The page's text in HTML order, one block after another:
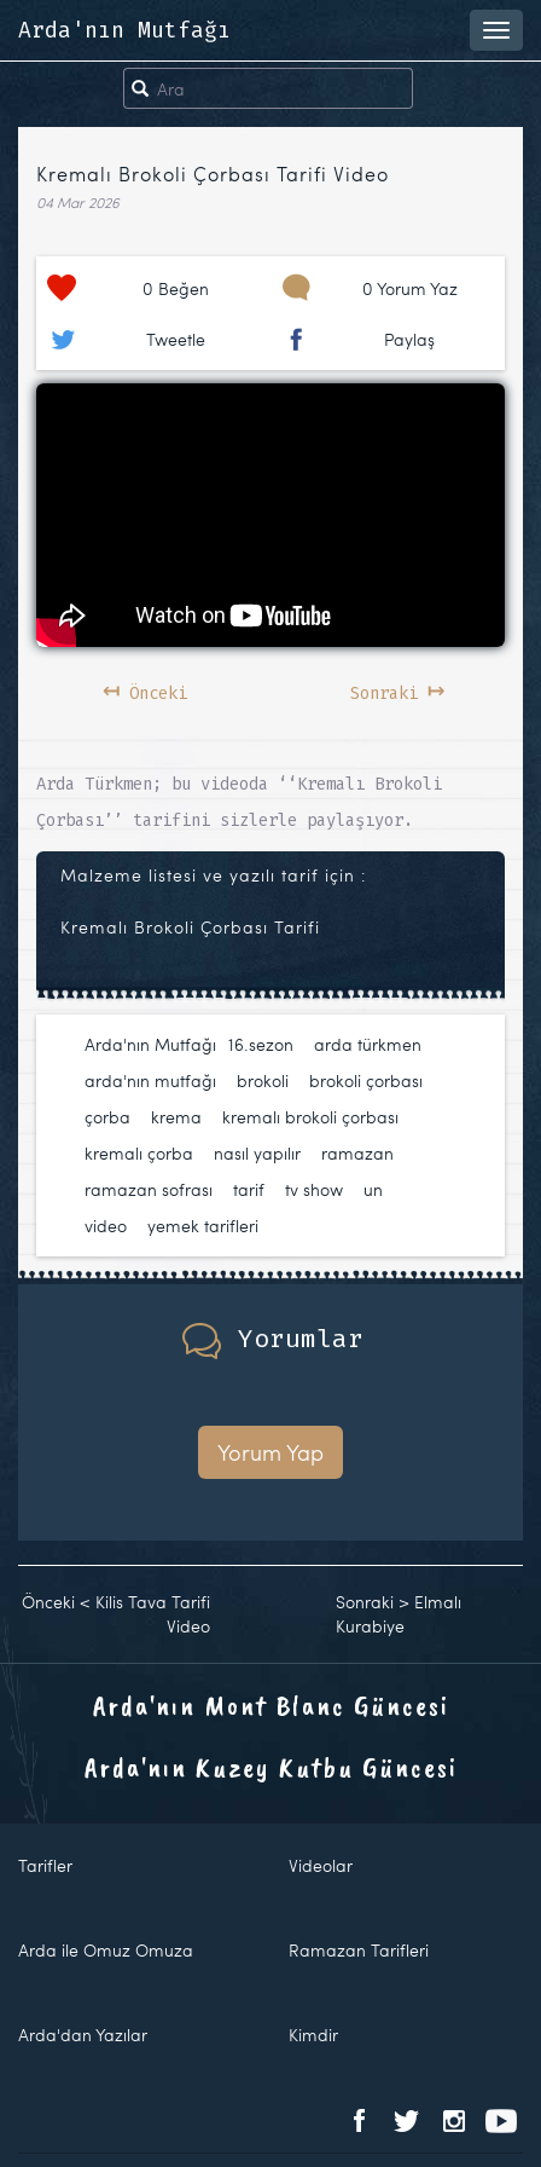
Arda'nın Mutfağı
Kremalı Brokoli Çorbası Tarifi Video
04 Mar 2026
0 Beğen 0 Yorum Yaz
Tweetle Paylaş
↤Önceki Sonraki ↦
Arda Türkmen; bu videoda ‘‘Kremalı Brokoli
Çorbası’’ tarifini sizlerle paylaşıyor.
Malzeme listesi ve yazılı tarif için :
Kremalı Brokoli Çorbası Tarifi
Arda'nın Mutfağı 16.sezon arda türkmen
arda'nın mutfağı
brokoli brokoli çorbası
çorba
krema kremalı brokoli çorbası
kremalı çorba
nasıl yapılır ramazan
ramazan sofrası
tarif tv show un
video
yemek tarifleri
Yorumlar
Yorum Yap
Önceki < Kilis Tava Tarifi
Video
Sonraki > Elmalı
Kurabiye
Arda'nın Mont Blanc Güncesi
Arda'nın Kuzey Kutbu Güncesi
Tarifler Videolar
Arda ile Omuz Omuza Ramazan Tarifleri
Arda'dan Yazılar Kimdir